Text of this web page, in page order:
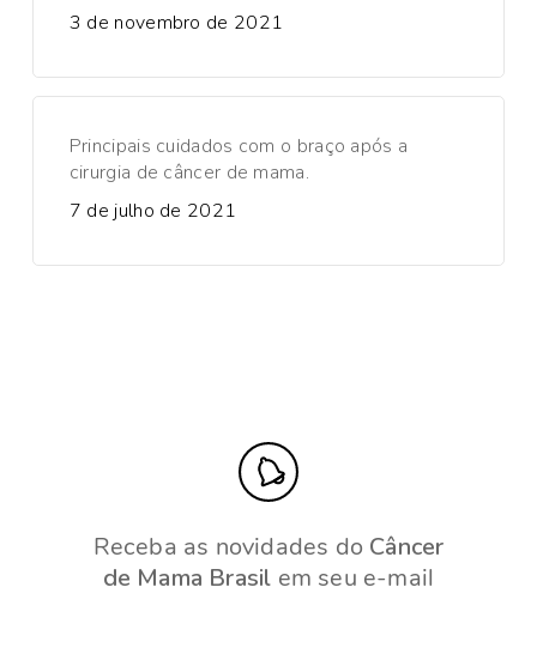
3 de novembro de 2021
Principais cuidados com o braço após a
cirurgia de câncer de mama.
7 de julho de 2021
Receba as novidades do Câncer
de Mama Brasil em seu e-mail